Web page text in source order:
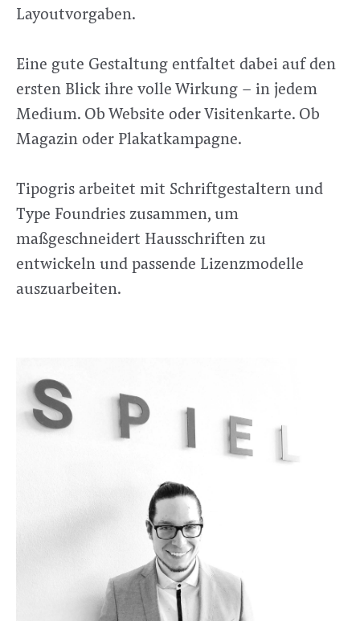
Layoutvorgaben.
Eine gute Gestaltung entfaltet dabei auf den
ersten Blick ihre volle Wirkung – in jedem
Medium. Ob Website oder Visitenkarte. Ob
Magazin oder Plakatkampagne.
Tipogris arbeitet mit Schriftgestaltern und
Type Foundries zusammen, um
maßgeschneidert Hausschriften zu
entwickeln und passende Lizenzmodelle
auszuarbeiten.